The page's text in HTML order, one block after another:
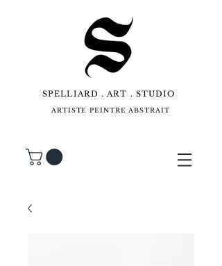
SPELLIARD . ART . STUDIO
ARTISTE PEINTRE ABSTRAIT